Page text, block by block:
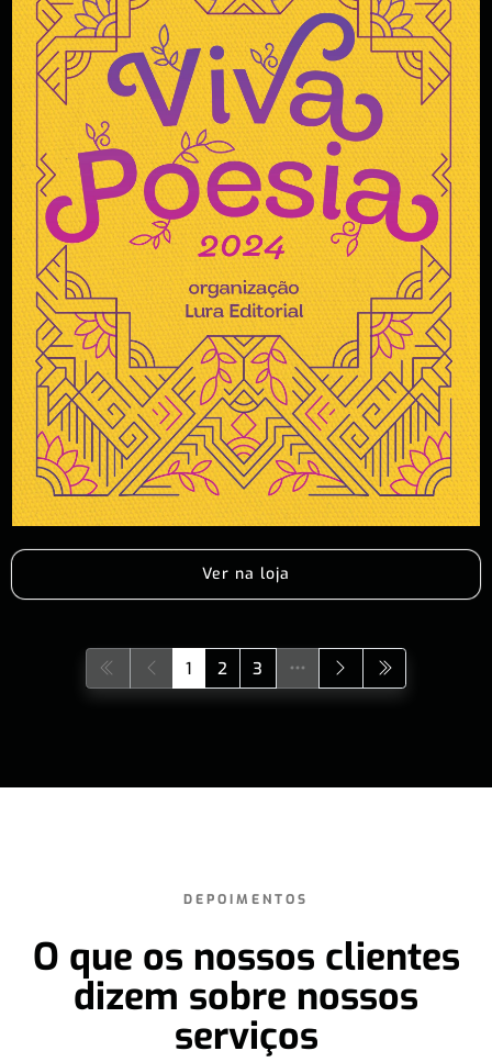
Ver na loja
1 2 3
DEPOIMENTOS
O que os nossos clientes
dizem sobre nossos
serviços